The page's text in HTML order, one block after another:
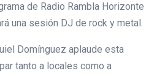
de Radio Rambla Horizonte
una sesión DJ de rock y metal.
Domínguez aplaude esta
tanto a locales como a